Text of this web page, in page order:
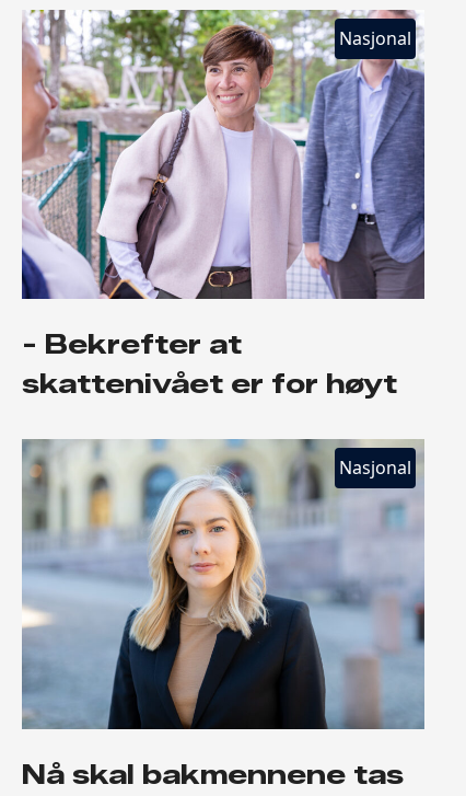
Nasjonal
- Bekrefter at
skattenivået er for høyt
Nasjonal
Nå skal bakmennene tas